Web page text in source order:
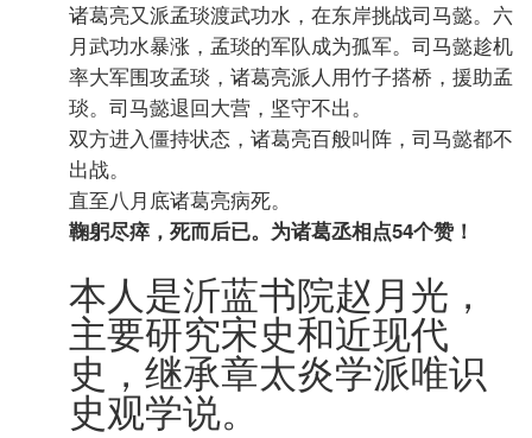
诸葛亮又派孟琰渡武功水，在东岸挑战司马懿。六
月武功水暴涨，孟琰的军队成为孤军。司马懿趁机
率大军围攻孟琰，诸葛亮派人用竹子搭桥，援助孟
琰。司马懿退回大营，坚守不出。
双方进入僵持状态，诸葛亮百般叫阵，司马懿都不
出战。
直至八月底诸葛亮病死。
鞠躬尽瘁，死而后已。为诸葛丞相点54个赞！
本人是沂蓝书院赵月光，
主要研究宋史和近现代
史，继承章太炎学派唯识
史观学说。